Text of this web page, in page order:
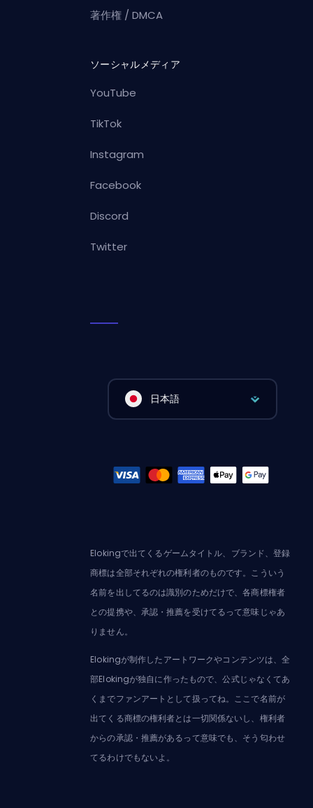
著作権 / DMCA
ソーシャルメディア
YouTube
TikTok
Instagram
Facebook
Discord
Twitter
日本語
Elokingで出てくるゲームタイトル、ブランド、登録
商標は全部それぞれの権利者のものです。こういう
名前を出してるのは識別のためだけで、各商標権者
との提携や、承認・推薦を受けてるって意味じゃあ
りません。
Elokingが制作したアートワークやコンテンツは、全
部Elokingが独自に作ったもので、公式じゃなくてあ
くまでファンアートとして扱ってね。ここで名前が
出てくる商標の権利者とは一切関係ないし、権利者
からの承認・推薦があるって意味でも、そう匂わせ
てるわけでもないよ。